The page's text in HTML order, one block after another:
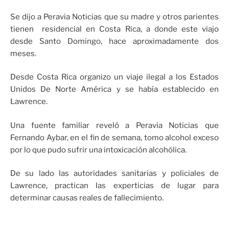
Se dijo a Peravia Noticias que su madre y otros parientes
tienen residencial en Costa Rica, a donde este viajo
desde Santo Domingo, hace aproximadamente dos
meses.
Desde Costa Rica organizo un viaje ilegal a los Estados
Unidos De Norte América y se había establecido en
Lawrence.
Una fuente familiar reveló a Peravia Noticias que
Fernando Aybar, en el fin de semana, tomo alcohol exceso
por lo que pudo sufrir una intoxicación alcohólica.
De su lado las autoridades sanitarias y policiales de
Lawrence, practican las experticias de lugar para
determinar causas reales de fallecimiento.